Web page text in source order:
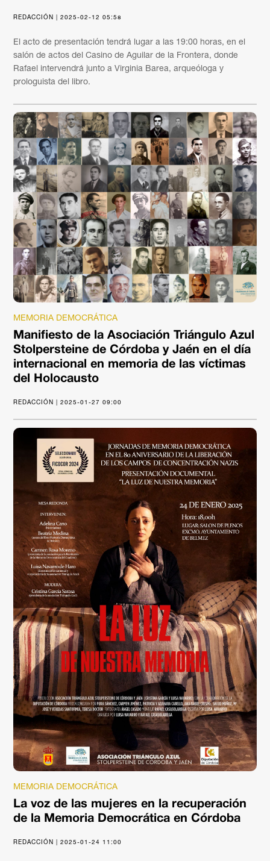
REDACCIÓN | 2025-02-12 05:58
El acto de presentación tendrá lugar a las 19:00 horas, en el
salón de actos del Casino de Aguilar de la Frontera, donde
Rafael intervendrá junto a Virginia Barea, arqueóloga y
prologuista del libro.
MEMORIA DEMOCRÁTICA
Manifiesto de la Asociación Triángulo Azul
Stolpersteine de Córdoba y Jaén en el día
internacional en memoria de las víctimas
del Holocausto
REDACCIÓN | 2025-01-27 09:00
MEMORIA DEMOCRÁTICA
La voz de las mujeres en la recuperación
de la Memoria Democrática en Córdoba
REDACCIÓN | 2025-01-24 11:00